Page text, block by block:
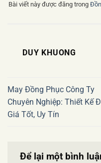
Bài viết này được đăng trong
DUY KHUONG
May Đồng Phục Công Ty
Chuyên Nghiệp: Thiết Kế
Giá Tốt, Uy Tín
Để lại một bình